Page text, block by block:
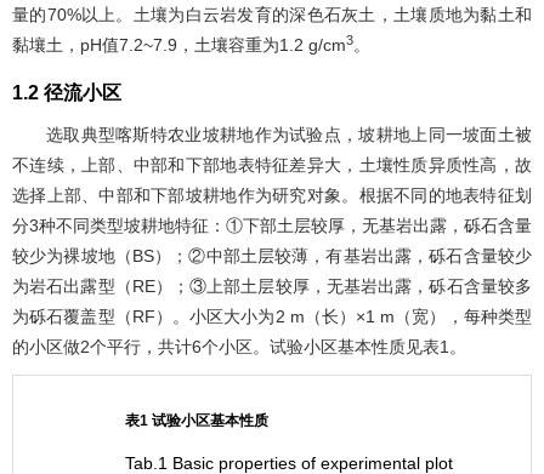
量的70%以上。土壤为白云岩发育的深色石灰土，土壤质地为黏土和
黏壤土，pH值7.2~7.9，土壤容重为1.2 g/cm3。
1.2 径流小区
选取典型喀斯特农业坡耕地作为试验点，坡耕地上同一坡面土被
不连续，上部、中部和下部地表特征差异大，土壤性质异质性高，故
选择上部、中部和下部坡耕地作为研究对象。根据不同的地表特征划
分3种不同类型坡耕地特征：①下部土层较厚，无基岩出露，砾石含量
较少为裸坡地（BS）；②中部土层较薄，有基岩出露，砾石含量较少
为岩石出露型（RE）；③上部土层较厚，无基岩出露，砾石含量较多
为砾石覆盖型（RF）。小区大小为2 m（长）×1 m（宽），每种类型
的小区做2个平行，共计6个小区。试验小区基本性质见表1 。
表1 试验小区基本性质
Tab.1 Basic properties of experimental plot